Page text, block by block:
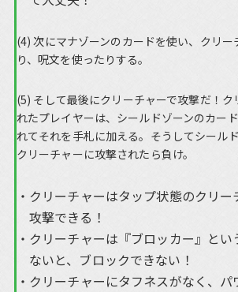
(4) 次にマナゾーンのカードを使い、クリー
り、呪文を使ったりする。
(5) そして最後にクリーチャーで攻撃だ！ク
れたプレイヤーは、シールドゾーンのカー
れてそれを手札に加える。そうしてシール
クリーチャーに攻撃されたら負け。
クリーチャーはタップ状態のクリー
攻撃できる！
クリーチャーは『ブロッカー』とい
ないと、ブロックできない！
クリーチャーにタフネスがなく、パ